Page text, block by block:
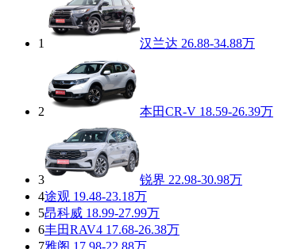
1 汉兰达 26.88-34.88万
2 本田CR-V 18.59-26.39万
3 锐界 22.98-30.98万
4途观 19.48-23.18万
5昂科威 18.99-27.99万
6丰田RAV4 17.68-26.38万